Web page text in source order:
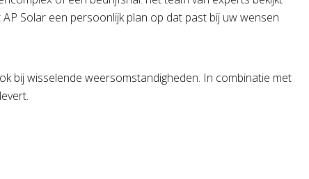
Solar een persoonlijk plan op dat past bij uw wensen
bij wisselende weersomstandigheden. In combinatie met